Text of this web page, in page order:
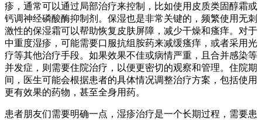
疹，通常可以通过局部治疗来控制，比如使用皮质类固醇霜或
钙调神经磷酸酶抑制剂。保湿也是非常关键的，频繁使用无刺
激性的保湿霜可以帮助恢复皮肤屏障，减少干燥和瘙痒。对于
中重度湿疹，可能需要口服抗组胺药来减缓瘙痒，或者采用光
疗等其他治疗手段。如果效果不佳或病情严重，且合并感染等
并发症，则需要住院治疗，以便更密切的观察和管理。住院期
间，医生可能会根据患者的具体情况调整治疗方案，包括使用
更有效果的药物，甚至全身用药。
患者朋友们需要明确一点，湿疹治疗是一个长期过程，需要患